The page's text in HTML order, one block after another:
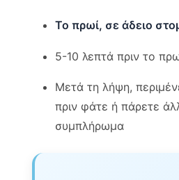
Το πρωί, σε άδειο
5-10 λεπτά πριν το
Μετά τη λήψη,
πριν φάτε ή πάρετε
συμπλήρωμα